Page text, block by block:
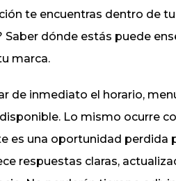
te encuentras dentro de
dónde estás puede
marca.
de inmediato el horario,
Lo mismo ocurre
es una oportunidad perdida
respuestas claras,